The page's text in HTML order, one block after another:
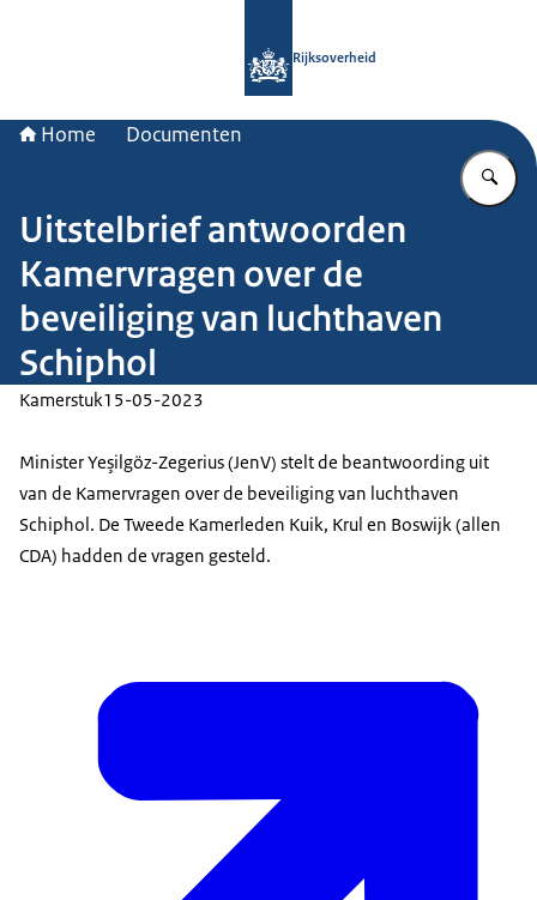
Rijksoverheid
Home Documenten
Uitstelbrief antwoorden
Kamervragen over de
beveiliging van luchthaven
Schiphol
Kamerstuk15-05-2023
Minister Yeşilgöz-Zegerius (JenV) stelt de beantwoording uit
van de Kamervragen over de beveiliging van luchthaven
Schiphol. De Tweede Kamerleden Kuik, Krul en Boswijk (allen
CDA) hadden de vragen gesteld.